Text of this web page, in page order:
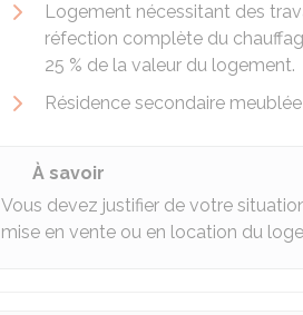
Logement nécessitant des
réfection complète du
25 % de la valeur du logement.
Résidence secondaire
À savoir
Vous devez justifier de votre
mise en vente ou en location du